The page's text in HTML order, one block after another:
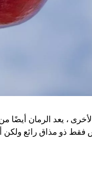
، يعد الرمان أيضًا من
ذو مذاق رائع ولكن